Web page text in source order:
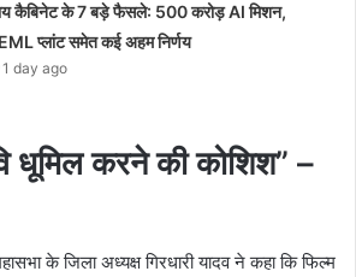
कैबिनेट के 7 बड़े फैसले: 500 करोड़ AI मिशन,
प्लांट समेत कई अहम निर्णय
1 day ago
धूमिल करने की कोशिश” –
के जिला अध्यक्ष गिरधारी यादव ने कहा कि फिल्म